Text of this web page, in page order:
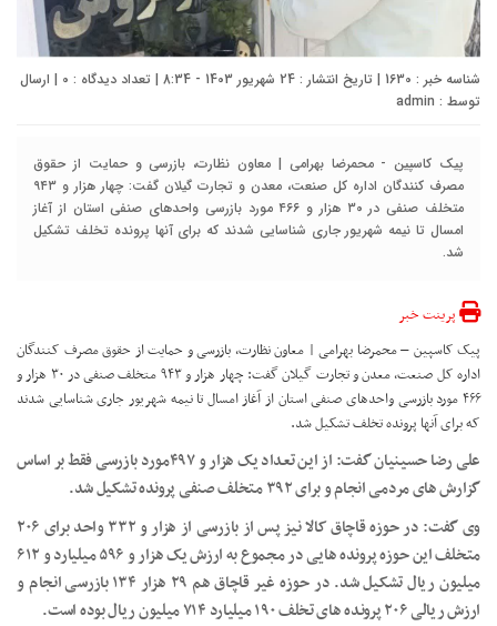
شناسه خبر : 1630 | تاریخ انتشار : 24 شهریور 1403 - 8:34 | تعداد دیدگاه : 0 | ارسال
توسط : admin
پیک کاسپین - محمرضا بهرامی | معاون نظارت، بازرسی و حمایت از حقوق
مصرف کنندگان اداره کل صنعت، معدن و تجارت گیلان گفت: چهار هزار و ۹۴۳
متخلف صنفی در ۳۰ هزار و ۴۶۶ مورد بازرسی واحدهای صنفی استان از آغاز
امسال تا نیمه شهریور جاری شناسایی شدند که برای آنها پرونده تخلف تشکیل
شد.
پرینت خبر
پیک کاسپین – محمرضا بهرامی | معاون نظارت، بازرسی و حمایت از حقوق مصرف کنندگان
اداره کل صنعت، معدن و تجارت گیلان گفت: چهار هزار و ۹۴۳ متخلف صنفی در ۳۰ هزار و
۴۶۶ مورد بازرسی واحدهای صنفی استان از آغاز امسال تا نیمه شهریور جاری شناسایی شدند
که برای آنها پرونده تخلف تشکیل شد.
علی رضا حسینیان گفت: از این تعداد یک هزار و ۴۹۷مورد بازرسی فقط بر اساس
گزارش های مردمی انجام و برای ۳۹۲ متخلف صنفی پرونده تشکیل شد.
وی گفت: در حوزه قاچاق کالا نیز پس از بازرسی از هزار و ۳۳۲ واحد برای ۲۰۶
متخلف این حوزه پرونده هایی در مجموع به ارزش یک هزار و ۵۹۶ میلیارد و ۶۱۲
میلیون ریال تشکیل شد. در حوزه غیر قاچاق هم ۲۹ هزار ۱۳۴ بازرسی انجام و
ارزش ریالی ۲۰۶ پرونده های تخلف ۱۹۰ میلیارد ۷۱۴ میلیون ریال بوده است.